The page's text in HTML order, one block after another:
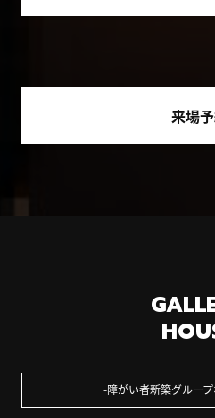
来場
障がい者新築グルー